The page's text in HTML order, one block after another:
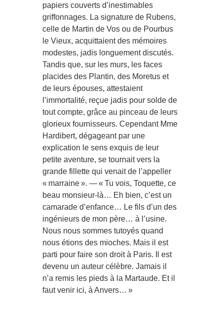
papiers couverts d’inestimables
griffonnages. La signature de Rubens,
celle de Martin de Vos ou de Pourbus
le Vieux, acquittaient des mémoires
modestes, jadis longuement discutés.
Tandis que, sur les murs, les faces
placides des Plantin, des Moretus et
de leurs épouses, attestaient
l’immortalité, reçue jadis pour solde de
tout compte, grâce au pinceau de leurs
glorieux fournisseurs. Cependant Mme
Hardibert, dégageant par une
explication le sens exquis de leur
petite aventure, se tournait vers la
grande fillette qui venait de l’appeller
« marraine ». — « Tu vois, Toquette, ce
beau monsieur-là… Eh bien, c’est un
camarade d’enfance… Le fils d’un des
ingénieurs de mon père… à l’usine.
Nous nous sommes tutoyés quand
nous étions des mioches. Mais il est
parti pour faire son droit à Paris. Il est
devenu un auteur célèbre. Jamais il
n’a remis les pieds à la Martaude. Et il
faut venir ici, à Anvers… »